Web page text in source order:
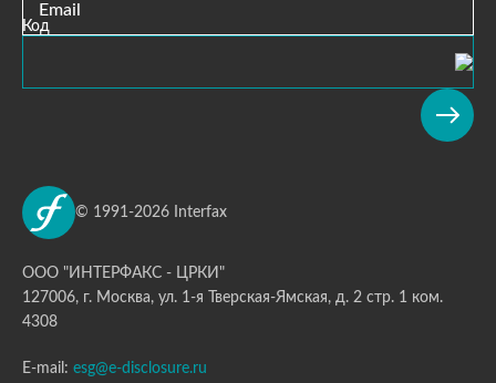
Email
Код
© 1991-2026 Interfax
ООО "ИНТЕРФАКС - ЦРКИ"
127006, г. Москва, ул. 1-я Тверская-Ямская, д. 2 стр. 1 ком.
4308
E-mail: esg@e-disclosure.ru